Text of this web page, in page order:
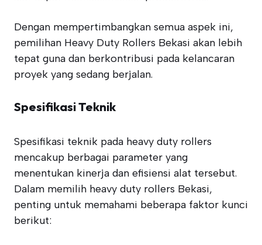
Dengan mempertimbangkan semua aspek ini,
pemilihan Heavy Duty Rollers Bekasi akan lebih
tepat guna dan berkontribusi pada kelancaran
proyek yang sedang berjalan.
Spesifikasi Teknik
Spesifikasi teknik pada heavy duty rollers
mencakup berbagai parameter yang
menentukan kinerja dan efisiensi alat tersebut.
Dalam memilih heavy duty rollers Bekasi,
penting untuk memahami beberapa faktor kunci
berikut: